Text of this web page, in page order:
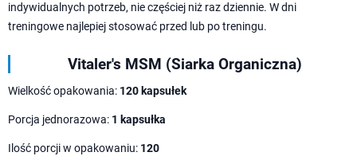
indywidualnych potrzeb, nie częściej niż raz dziennie. W dni
treningowe najlepiej stosować przed lub po treningu.
Vitaler's MSM (Siarka Organiczna)
Wielkość opakowania: 120 kapsułek
Porcja jednorazowa: 1 kapsułka
Ilość porcji w opakowaniu: 120